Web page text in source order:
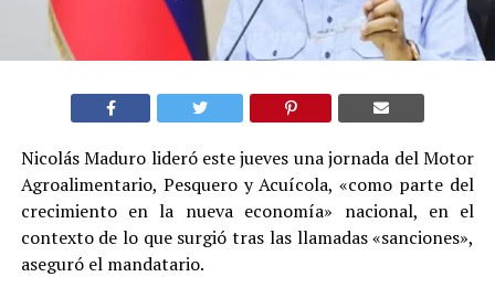
Nicolás Maduro lideró este jueves una jornada del Motor
Agroalimentario, Pesquero y Acuícola, «como parte del
crecimiento en la nueva economía» nacional, en el
contexto de lo que surgió tras las llamadas «sanciones»,
aseguró el mandatario.